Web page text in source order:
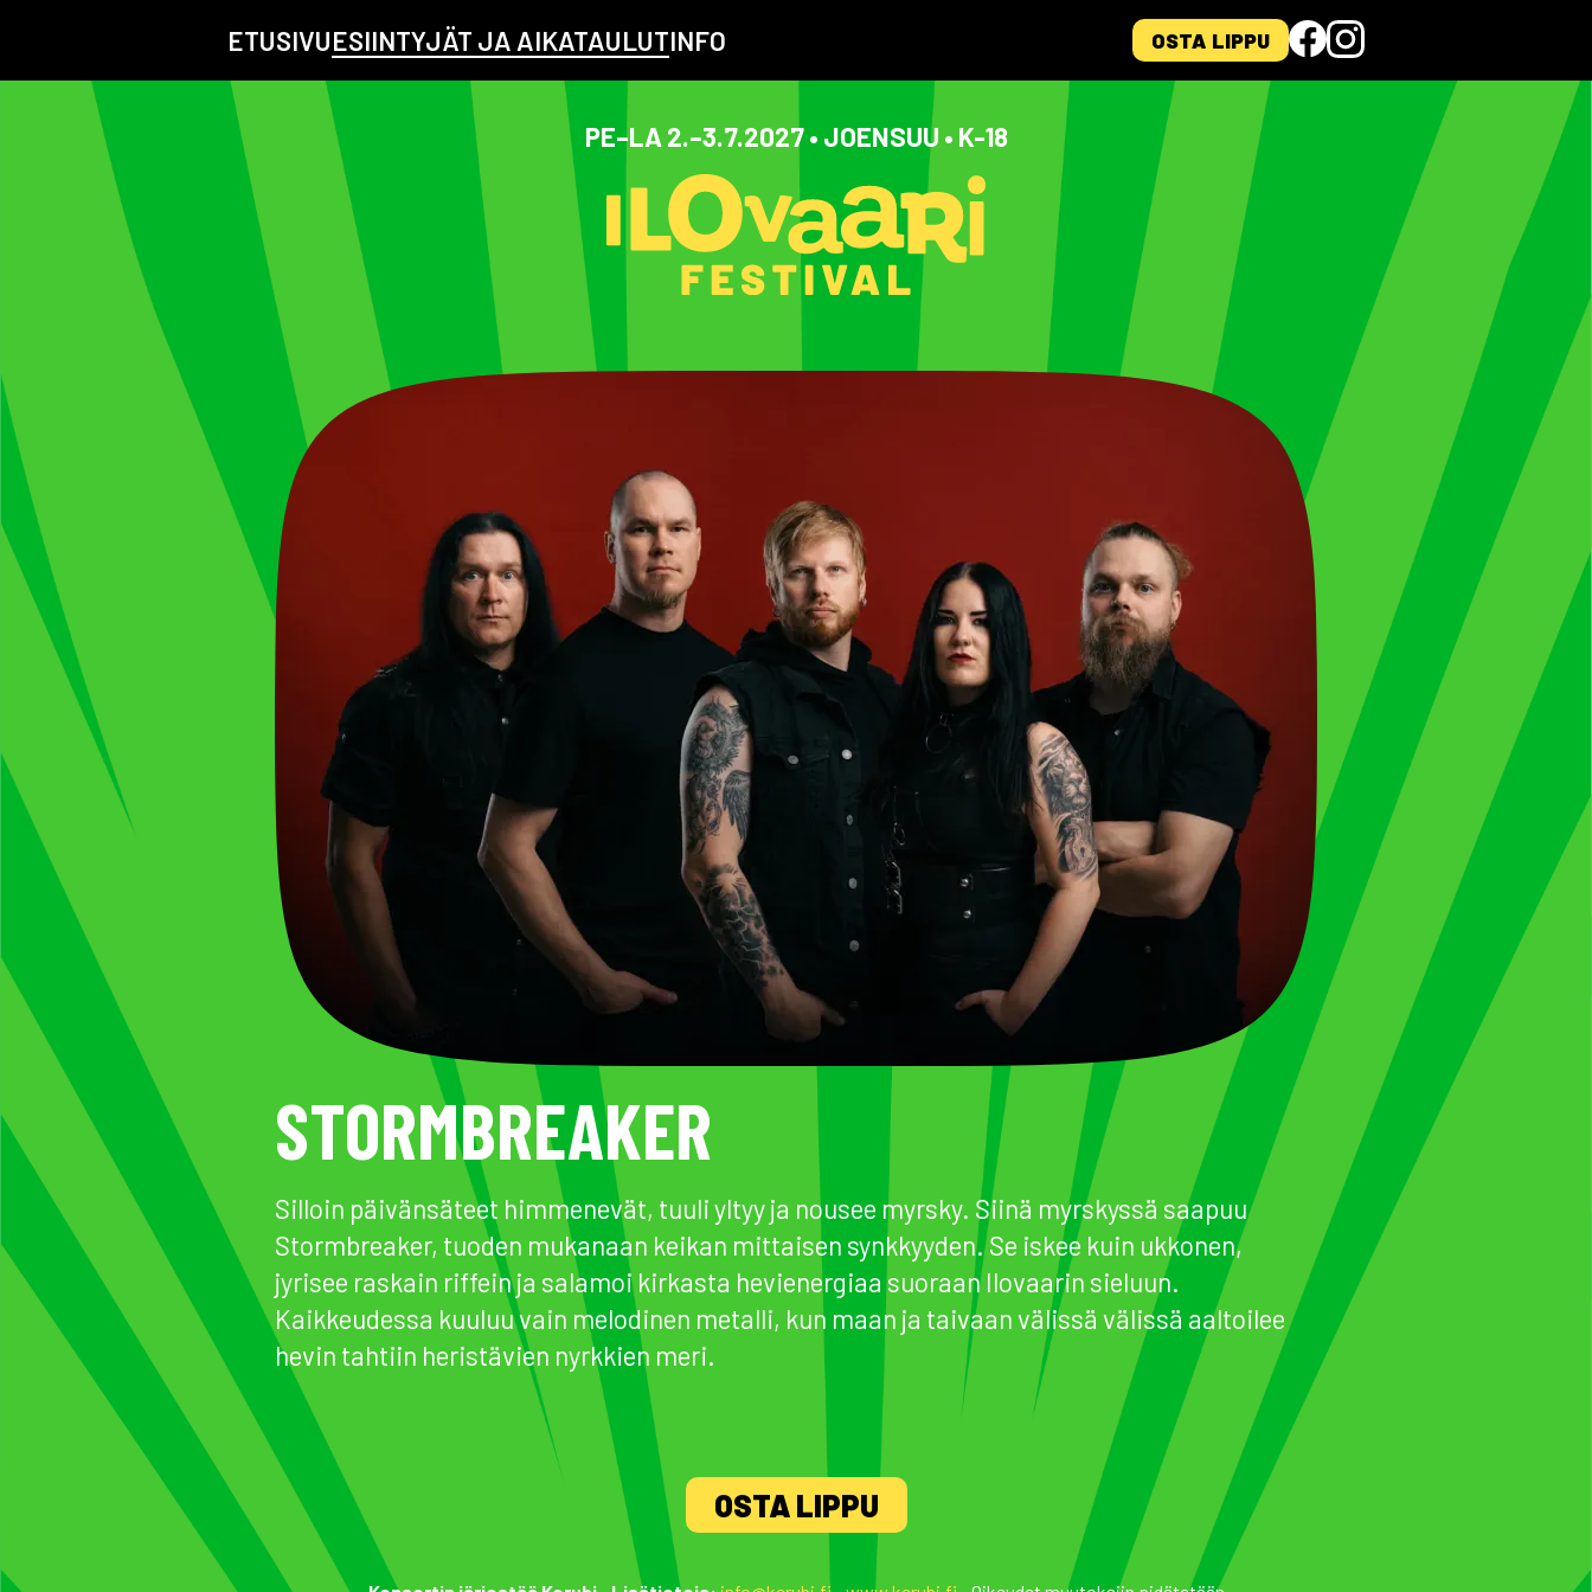
ETUSIVUESIINTYJÄT JA AIKATAULUTINFO OSTA LIPPU
PE–LA 2.–3.7.2027 • JOENSUU • K-18
STORMBREAKER
Silloin päivänsäteet himmenevät, tuuli yltyy ja nousee myrsky. Siinä myrskyssä saapuu
Stormbreaker, tuoden mukanaan keikan mittaisen synkkyyden. Se iskee kuin ukkonen,
jyrisee raskain riffein ja salamoi kirkasta hevienergiaa suoraan Ilovaarin sieluun.
Kaikkeudessa kuuluu vain melodinen metalli, kun maan ja taivaan välissä välissä aaltoilee
hevin tahtiin heristävien nyrkkien meri.
OSTA LIPPU